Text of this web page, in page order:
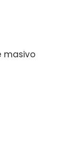
masivo